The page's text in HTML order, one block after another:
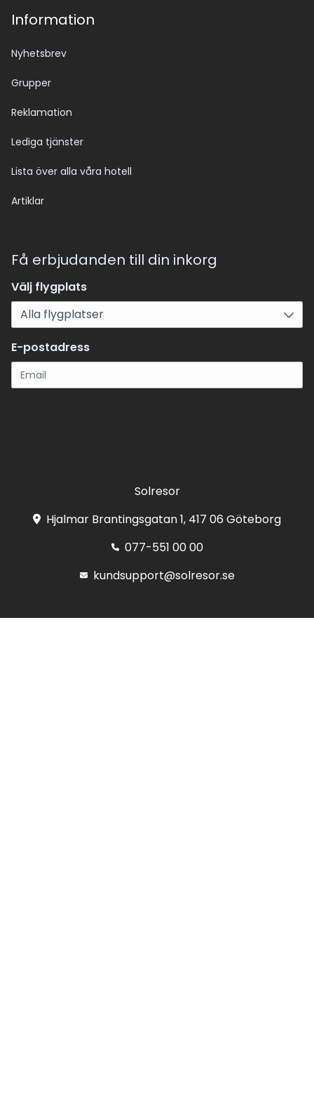
Information
Nyhetsbrev
Grupper
Reklamation
Lediga tjänster
Lista över alla våra hotell
Artiklar
Få erbjudanden till din inkorg
Välj flygplats
E-postadress
Solresor
Hjalmar Brantingsgatan 1, 417 06 Göteborg
077-551 00 00
kundsupport@solresor.se